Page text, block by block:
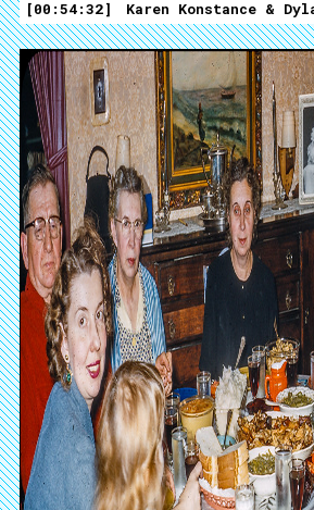
00:54:32
Karen Konstance &